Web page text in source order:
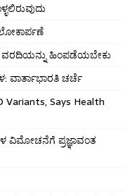
ಹಿಂಪಡೆಯಬೇಕು
ವಾರ್ತಾಭಾರತಿ ಚರ್ಚೆ
Variants, Says Health
ಪ್ರಜ್ಞಾವಂತ